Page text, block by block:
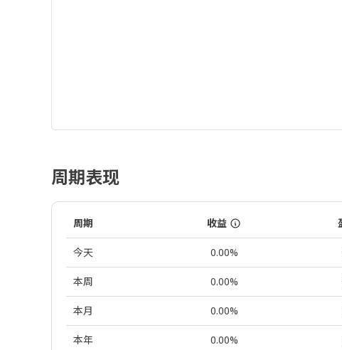
周期表现
周期 收益
今天 0.00%
本周 0.00%
本月 0.00%
本年 0.00%